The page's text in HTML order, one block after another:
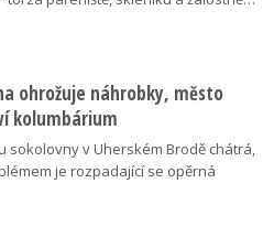
ohrožuje náhrobky, město
kolumbárium
sokolovny v Uherském Brodě chátrá,
je rozpadající se opěrná